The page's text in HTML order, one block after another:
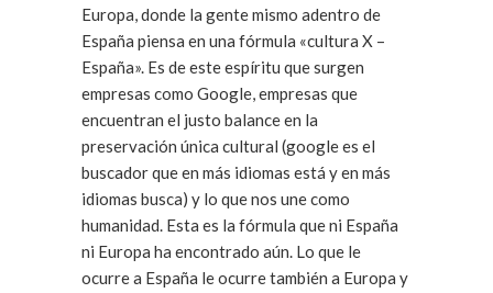
Europa, donde la gente mismo adentro de
España piensa en una fórmula «cultura X –
España». Es de este espíritu que surgen
empresas como Google, empresas que
encuentran el justo balance en la
preservación única cultural (google es el
buscador que en más idiomas está y en más
idiomas busca) y lo que nos une como
humanidad. Esta es la fórmula que ni España
ni Europa ha encontrado aún. Lo que le
ocurre a España le ocurre también a Europa y